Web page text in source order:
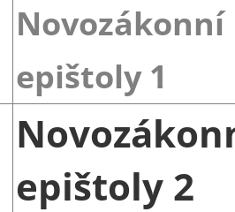
Novozákonní
epištoly 1
epištoly 2